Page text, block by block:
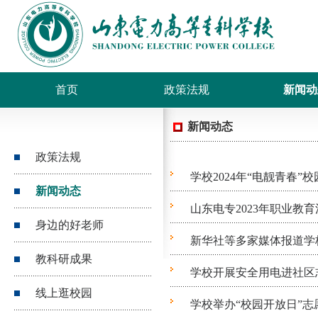
首页 政策法规 新闻
政策法规
新闻动态
身边的好老师
教科研成果
线上逛校园
新闻动态
学校2024年“电靓青春”
山东电专2023年职业教
新华社等多家媒体报道
学校开展安全用电进社
学校举办“校园开放日”志